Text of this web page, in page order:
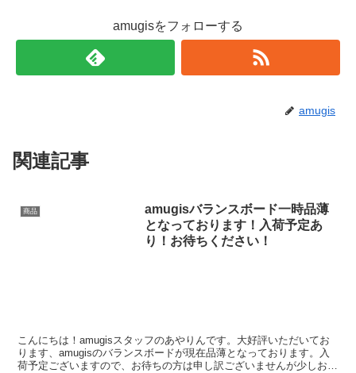
amugisをフォローする
amugis
関連記事
商品
amugisバランスボード一時品薄
となっております！入荷予定あ
り！お待ちください！
こんにちは！amugisスタッフのあやりんです。大好評いただいてお
ります、amugisのバランスボードが現在品薄となっております。入
荷予定ございますので、お待ちの方は申し訳ございませんが少しお待